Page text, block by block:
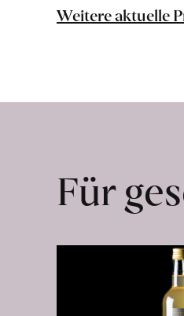
Weitere aktuelle
Für